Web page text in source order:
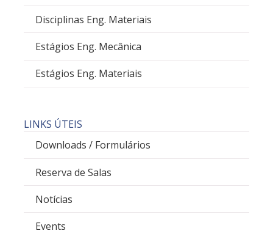
Disciplinas Eng. Materiais
Estágios Eng. Mecânica
Estágios Eng. Materiais
LINKS ÚTEIS
Downloads / Formulários
Reserva de Salas
Notícias
Events